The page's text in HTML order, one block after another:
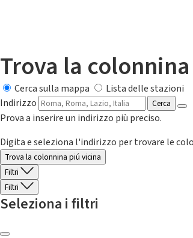
Trova la
Cerca sulla mappa
Lista delle stazioni
Indirizzo
Cerca
Prova a inserire un indirizzo più preciso.
Digita e seleziona l'indirizzo per trovare le
Trova la colonnina piú vicina
Filtri
Filtri
Seleziona i filtri